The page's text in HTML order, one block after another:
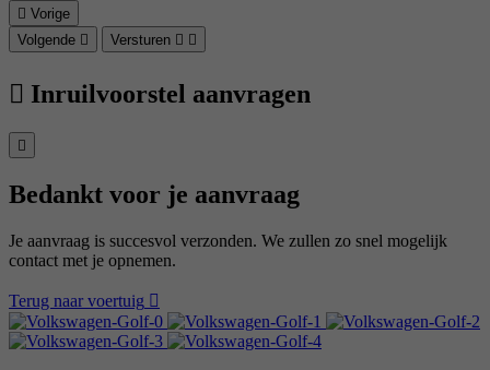
Vorige
Volgende
Versturen
Inruilvoorstel aanvragen
Bedankt voor je aanvraag
Je aanvraag is succesvol verzonden. We zullen zo snel mogelijk
contact met je opnemen.
Terug naar voertuig